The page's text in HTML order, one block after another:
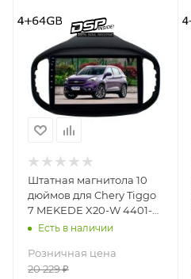
Штатная магнитола 10
дюймов для Chery Tiggo
7 MEKEDE X20-W 4401-
6828 Android 13 4+64 Gb
Есть в наличии
Розничная цена
20 229₽